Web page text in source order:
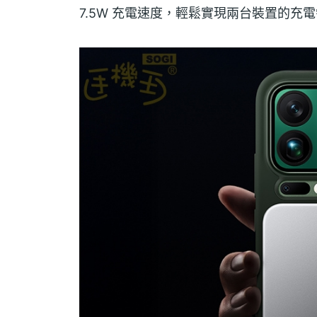
7.5W 充電速度，輕鬆實現兩台裝置的充